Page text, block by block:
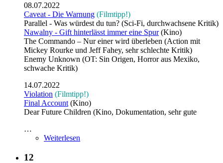
08.07.2022
Caveat - Die Warnung (Filmtipp!)
Parallel - Was würdest du tun? (Sci-Fi, durchwachsene Kritik)
Nawalny - Gift hinterlässt immer eine Spur(Kino)
The Commando – Nur einer wird überleben (Action mit
Mickey Rourke und Jeff Fahey, sehr schlechte Kritik)
Enemy Unknown (OT: Sin Origen, Horror aus Mexiko,
schwache Kritik)
14.07.2022
Violation (Filmtipp!)
Final Account (Kino)
Dear Future Children (Kino, Dokumentation, sehr gute
…
Weiterlesen
12